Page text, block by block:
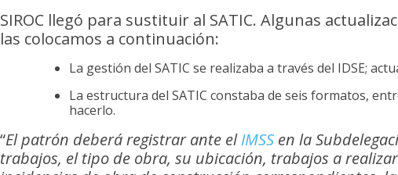
SIROC llegó para sustituir al SATIC. Algunas
las colocamos a continuación:
La gestión del SATIC se realizaba a través del IDSE;
La estructura del SATIC constaba de seis formatos,
hacerlo.
“El patrón deberá registrar ante elIMSS en la
trabajos, el tipo de obra, su ubicación, trabajos a